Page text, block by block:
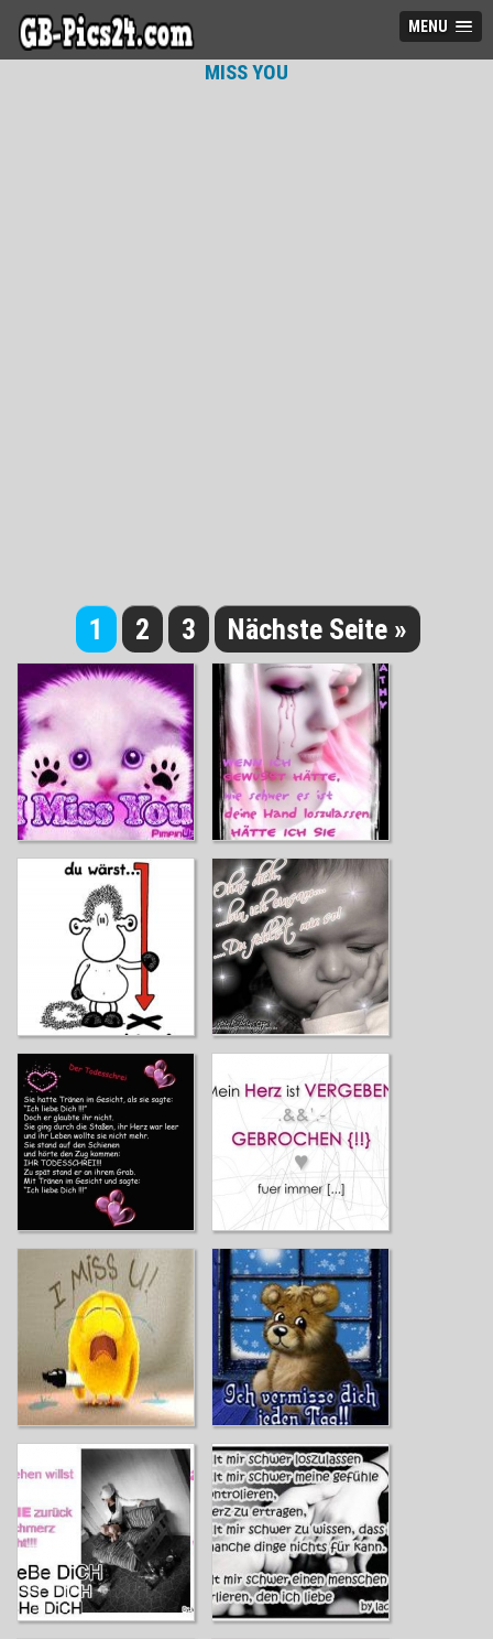
MENU
MISS YOU
1 2 3 Nächste Seite »